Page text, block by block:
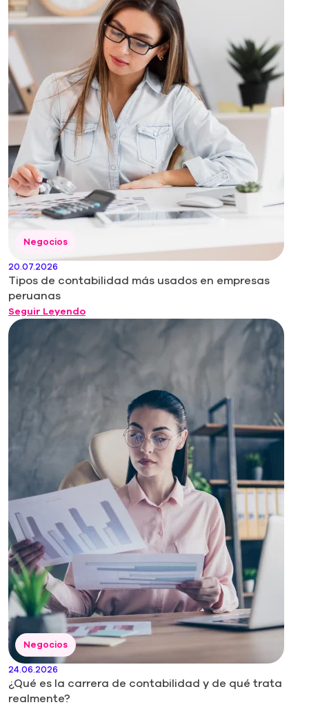
Negocios
20.07.2026
Tipos de contabilidad más usados en empresas
peruanas
Seguir Leyendo
Negocios
24.06.2026
¿Qué es la carrera de contabilidad y de qué trata
realmente?